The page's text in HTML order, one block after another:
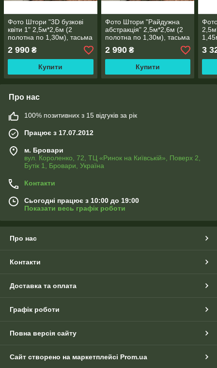
Фото Штори "3D бузкові
квіти 1" 2,5м*2,6м (2
полотна по 1,30м), тасьма
2 990 ₴
Купити
Фото Штори "Райдужна
абстракція" 2,5м*2,6м (2
полотна по 1,30м), тасьма
2 990₴
Купити
3
Про нас
100% позитивних з 15 відгуків за рік
Працює з 17.07.2012
м. Бровари
вул. Короленко, 72, ТЦ «Ринок на Київській», Поверх 2,
Бутік 1, Бровари, Україна
Контакти
Сьогодні працює з 10:00 до 19:00
Показати весь графік роботи
Про нас
Контакти
Доставка та оплата
Графік роботи
Повна версія сайту
Сайт створено на маркетплейсі Prom.ua